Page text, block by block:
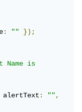
: "" });
Name is
alertText: "",